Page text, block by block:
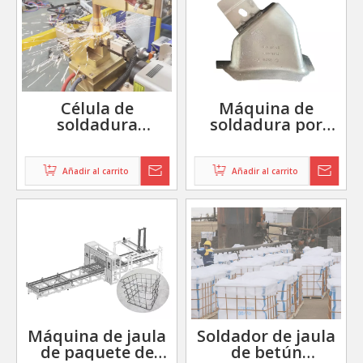
Célula de
soldadura
ensamblaje
automotriz |
Soluciones
automatizadas de
comercial
Añadir al carrito
Máquina de
soldadura por
láser automotriz |
Soldador
comercial de alta
precisión para
piezas de
automóviles
Añadir al carrito
Máquina de jaula
de paquete de
Soldador de jaula
de betún